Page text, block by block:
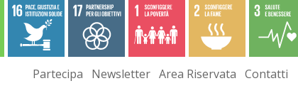
Partecipa Newsletter Area Riservata Contatti